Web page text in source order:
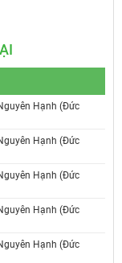
Hạnh (Đức
Hạnh (Đức
Hạnh (Đức
Hạnh (Đức
Hạnh (Đức